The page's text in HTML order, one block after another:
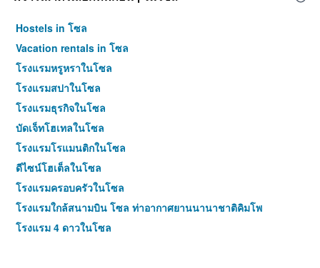
Hostels in โซล
Vacation rentals in โซล
โรงแรมหรูหราในโซล
โรงแรมสปาในโซล
โรงแรมธุรกิจในโซล
บัดเจ็ทโฮเทลในโซล
โรงแรมโรแมนติกในโซล
ดีไซน์โฮเต็ลในโซล
โรงแรมครอบครัวในโซล
โรงแรมใกล้สนามบิน โซล ท่าอากาศยานนานาชาติคิมโพ
โรงแรม 4 ดาวในโซล